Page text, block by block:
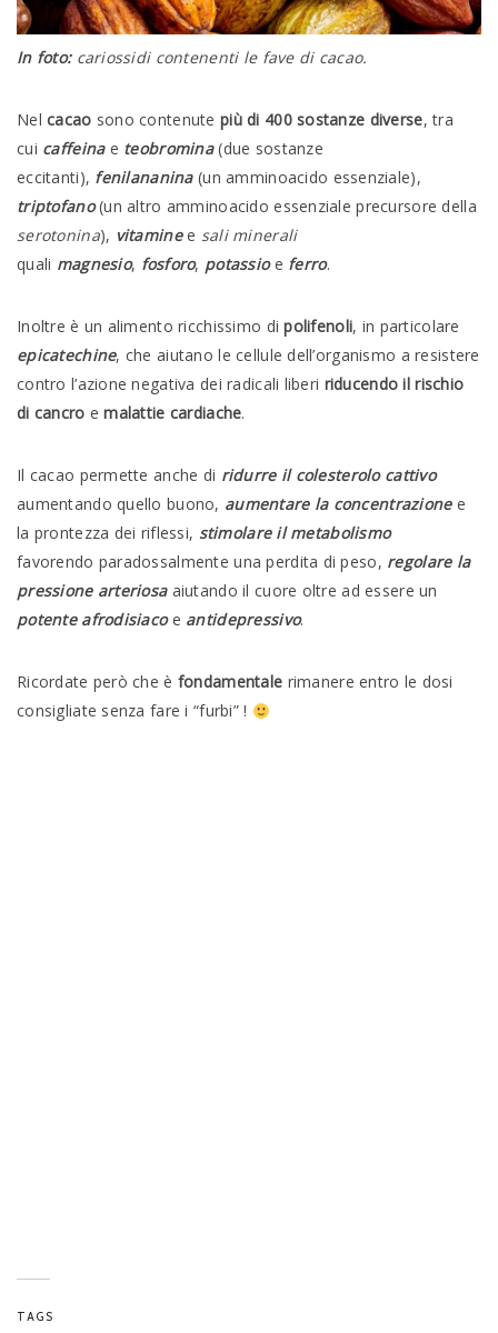
In foto:cariossidi contenenti le fave di cacao.
Nelcacao sono contenutepiù di 400 sostanze diverse, tra
cui caffeina e teobromina(due sostanze
eccitanti), fenilananina(un amminoacido essenziale),
triptofano(un altro amminoacido essenziale precursore della
serotonina), vitaminee sali minerali
quali magnesio, fosforo, potassioe ferro.
Inoltre è un alimento ricchissimo dipolifenoli, in particolare
epicatechine, che aiutano le cellule dell’organismo a resistere
contro l’azione negativa dei radicali liberi riducendo il rischio
di cancro e malattie cardiache.
Il cacao permette anche di ridurre il colesterolo cattivo
aumentando quello buono, aumentare la concentrazionee
la prontezza dei riflessi, stimolare il metabolismo
favorendo paradossalmente una perdita di peso, regolare la
pressione arteriosaaiutando il cuore oltre ad essere un
potente afrodisiacoe antidepressivo.
Ricordate però che è fondamentale rimanere entro le dosi
consigliate senza fare i “furbi” !
TAGS